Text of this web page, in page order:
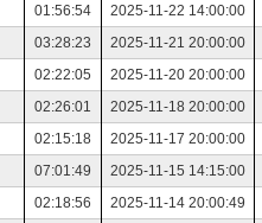
01:56:54 2025-11-22 14:00:00
03:28:23 2025-11-21 20:00:00
02:22:05 2025-11-20 20:00:00
02:26:01 2025-11-18 20:00:00
02:15:18 2025-11-17 20:00:00
07:01:49 2025-11-15 14:15:00
02:18:56 2025-11-14 20:00:49